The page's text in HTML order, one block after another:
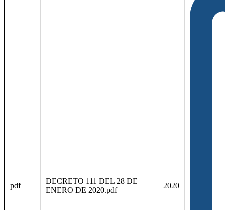
pdf
DECRETO 111 DEL 28 DE
ENERO DE 2020.pdf
2020